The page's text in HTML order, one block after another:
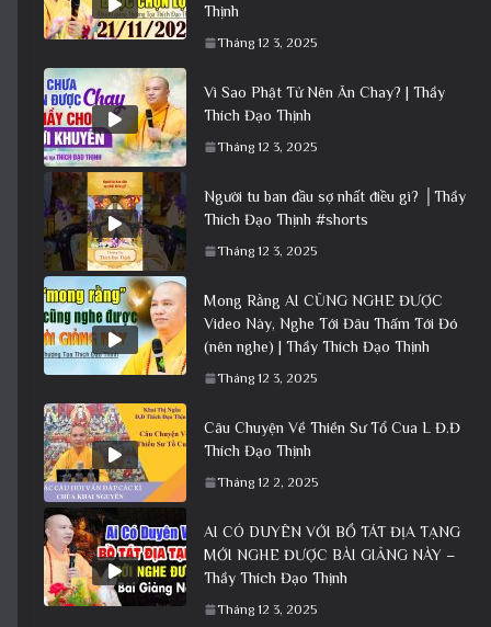
Thịnh
Tháng 12 3, 2025
Vì Sao Phật Tử Nên Ăn Chay? | Thầy
Thích Đạo Thịnh
Tháng 12 3, 2025
Người tu ban đầu sợ nhất điều gì? │Thầy
Thích Đạo Thịnh #shorts
Tháng 12 3, 2025
Mong Rằng AI CŨNG NGHE ĐƯỢC
Video Này, Nghe Tới Đâu Thấm Tới Đó
(nên nghe) | Thầy Thích Đạo Thịnh
Tháng 12 3, 2025
Câu Chuyện Về Thiền Sư Tổ Cua L Đ.Đ
Thích Đạo Thịnh
Tháng 12 2, 2025
AI CÓ DUYÊN VỚI BỒ TÁT ĐỊA TẠNG
MỚI NGHE ĐƯỢC BÀI GIẢNG NÀY –
Thầy Thích Đạo Thịnh
Tháng 12 3, 2025